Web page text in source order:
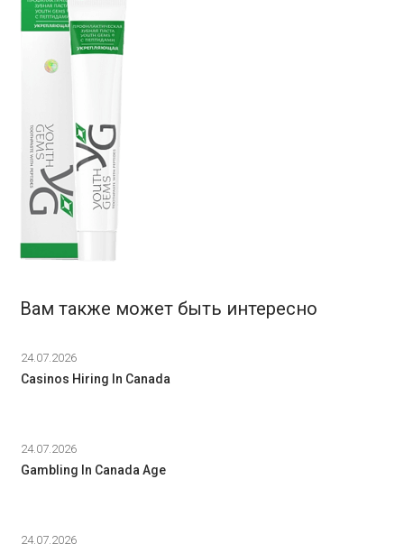
Вам также может быть интересно
24.07.2026
Casinos Hiring In Canada
24.07.2026
Gambling In Canada Age
24.07.2026